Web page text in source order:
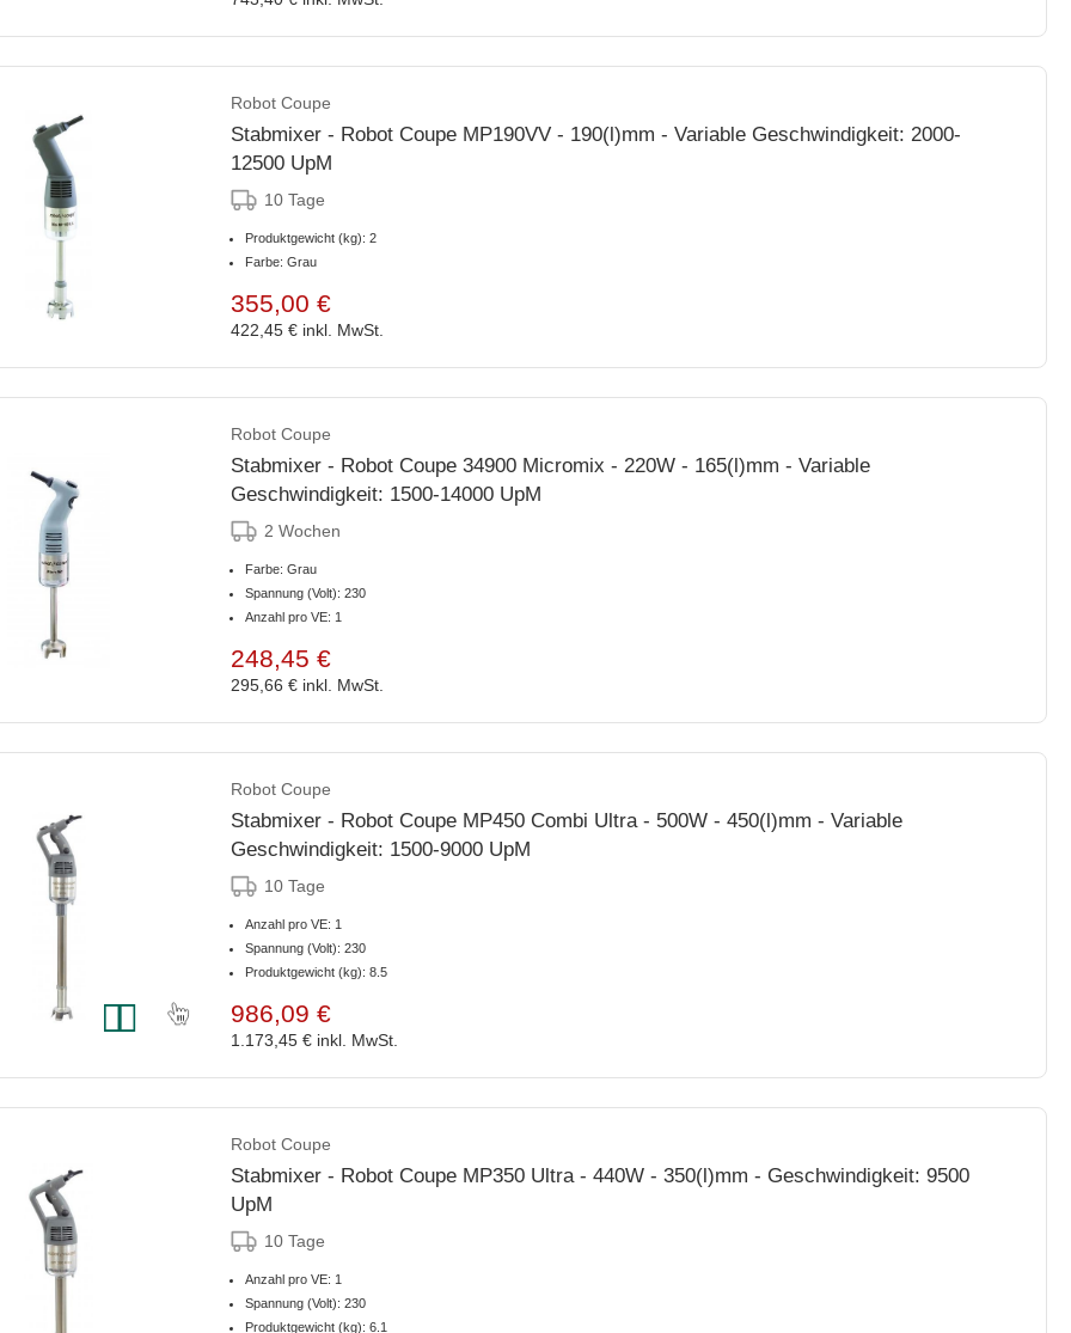
Robot Coupe
Stabmixer - Robot Coupe MP190VV - 190(l)mm - Variable Geschwindigkeit: 2000-
12500 UpM
10 Tage
Produktgewicht (kg): 2
Farbe: Grau
355,00 €
422,45 € inkl. MwSt.
Robot Coupe
Stabmixer - Robot Coupe 34900 Micromix - 220W - 165(l)mm - Variable
Geschwindigkeit: 1500-14000 UpM
2 Wochen
Farbe: Grau
Spannung (Volt): 230
Anzahl pro VE: 1
248,45 €
295,66 € inkl. MwSt.
Robot Coupe
Stabmixer - Robot Coupe MP450 Combi Ultra - 500W - 450(l)mm - Variable
Geschwindigkeit: 1500-9000 UpM
10 Tage
Anzahl pro VE: 1
Spannung (Volt): 230
Produktgewicht (kg): 8.5
986,09 €
1.173,45 € inkl. MwSt.
Robot Coupe
Stabmixer - Robot Coupe MP350 Ultra - 440W - 350(l)mm - Geschwindigkeit: 9500
UpM
10 Tage
Anzahl pro VE: 1
Spannung (Volt): 230
Produktgewicht (kg): 6.1